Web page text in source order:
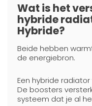
Wat is het
hybride
Hybride?
Beide hebben
de energiebron.
Een hybride
De boosters
systeem dat je al